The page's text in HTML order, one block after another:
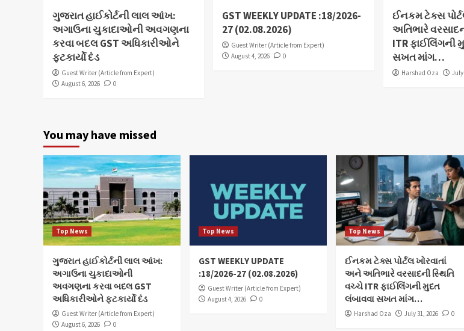
ગુજરાત હાઈકોર્ટની લાલ આંખ:
અગાઉના ચુકાદાઓની અવગણના
કરવા બદલ GST અધિકારીઓને
ફટકાર્યો દંડ
Guest Writer (Article from Expert)
August 6, 2026
0
GST WEEKLY UPDATE :18/2026-
27 (02.08.2026)
Guest Writer (Article from Expert)
August 4, 2026
0
ઈનકમ ટેક્સ
અતિભારે
ITR ફાઈલિંગની
સખત માંગ…
Harshad Oza July
You may have missed
Top News
ગુજરાત હાઈકોર્ટની લાલ આંખ:
અગાઉના ચુકાદાઓની
અવગણના કરવા બદલ GST
અધિકારીઓને ફટકાર્યો દંડ
Guest Writer (Article from Expert)
August 6, 2026
0
Top News
GST WEEKLY UPDATE
:18/2026-27 (02.08.2026)
Guest Writer (Article from Expert)
August 4, 2026
0
Top News
ઈનકમ ટેક્સ પોર્ટલ ખોરવાતાં
અને અતિભારે વરસાદની સ્થિતિ
વચ્ચે ITR ફાઈલિંગની મુદત
લંબાવવા સખત માંગ…
Harshad Oza July 31, 2026 0